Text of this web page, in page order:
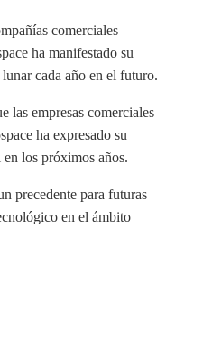
comerciales
ha manifestado su
cada año en el futuro.
las empresas comerciales
ha expresado su
los próximos años.​
precedente para futuras
en el ámbito